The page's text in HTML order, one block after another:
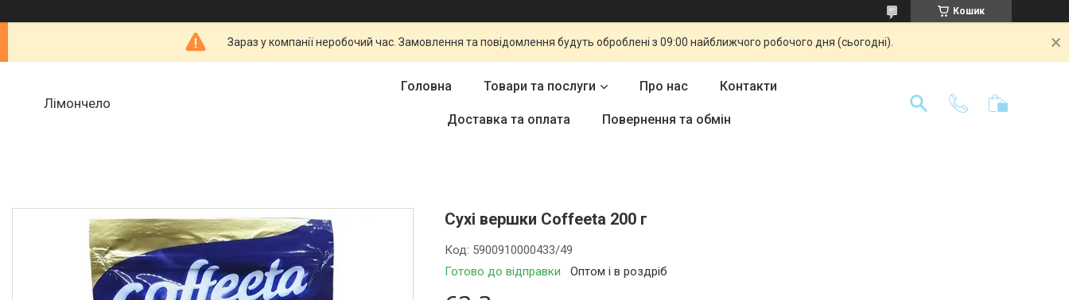
Кошик
Зараз у компанії неробочий час. Замовлення та повідомлення будуть оброблені з 09:00 найближчого робочого дня (сьогодні).
Лімончело
Головна Товари та послуги Про нас Контакти
Доставка та оплата Повернення та обмін
Сухі вершки Coffeeta 200 г
Готово до відправки Оптом і в роздріб
Код: 5900910000433/49